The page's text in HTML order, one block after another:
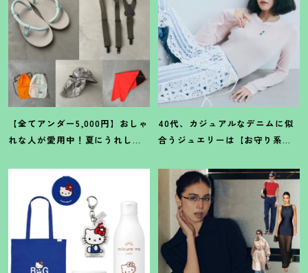
【全てアンダー5,000円】おしゃ
れな人が愛用中 ！ 夏にうれしい
小物5選
40代、カジュアルなデニムに似
合うジュエリーは【お守り系
旬顔に！